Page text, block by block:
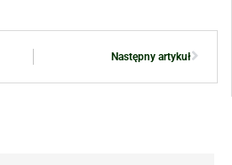
Następny artykuł